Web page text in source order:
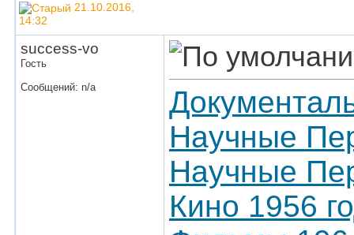
21.10.2016,
14:32
success-vo
Гость
Сообщений: n/a
Научные
Научные
Кино 1956